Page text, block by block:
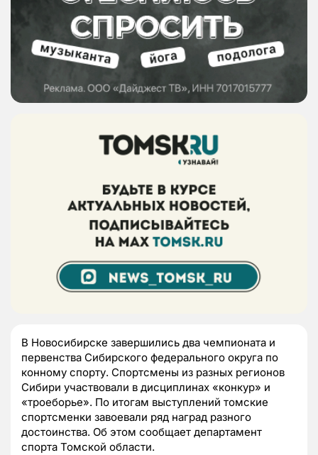
В Новосибирске завершились два чемпионата и
первенства Сибирского федерального округа по
конному спорту. Спортсмены из разных регионов
Сибири участвовали в дисциплинах «конкур» и
«троеборье». По итогам выступлений томские
спортсменки завоевали ряд наград разного
достоинства. Об этом сообщает департамент
спорта Томской области.